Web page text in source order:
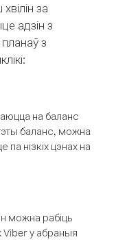
за
адзін з
з
на баланс
баланс, можна
нізкіх цэнах на
можна рабіць
Viber у абраныя